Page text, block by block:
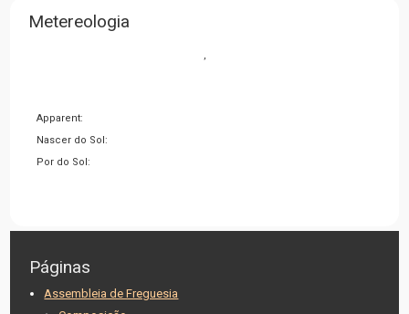
Metereologia
,
Apparent:
Nascer do Sol:
Por do Sol:
Páginas
Assembleia de Freguesia